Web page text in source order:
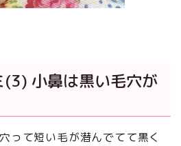
(3) 小鼻は黒い毛穴が
って短い毛が潜んでてて黒く